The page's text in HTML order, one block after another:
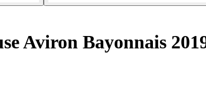
Aviron Bayonnais